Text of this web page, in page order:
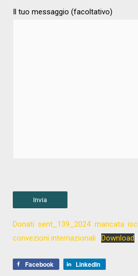
Il tuo messaggio (facoltativo)
Donati sent_139_2024 mancata
convezioni internazionali
Download
Facebook LinkedIn